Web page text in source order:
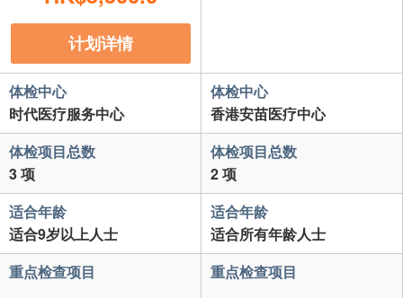
计划详情
体检中心
时代医疗服务中心
体检中心
香港安苗医疗中心
体检项目总数
3 项
体检项目总数
2 项
适合年龄
适合9岁以上人士
适合年龄
适合所有年龄人士
重点检查项目
重点检查项目